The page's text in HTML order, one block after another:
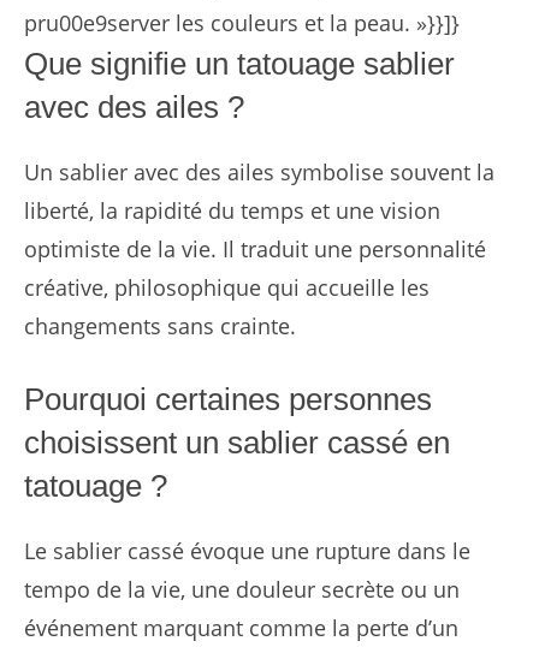
pru00e9server les couleurs et la peau. »}}]}
Que signifie un tatouage sablier
avec des ailes ?
Un sablier avec des ailes symbolise souvent la
liberté, la rapidité du temps et une vision
optimiste de la vie. Il traduit une personnalité
créative, philosophique qui accueille les
changements sans crainte.
Pourquoi certaines personnes
choisissent un sablier cassé en
tatouage ?
Le sablier cassé évoque une rupture dans le
tempo de la vie, une douleur secrète ou un
événement marquant comme la perte d’un